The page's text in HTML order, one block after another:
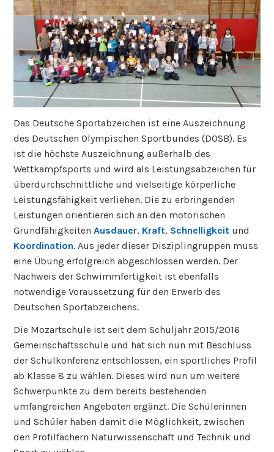
Das Deutsche Sportabzeichen ist eine Auszeichnung
des Deutschen Olympischen Sportbundes (DOSB). Es
ist die höchste Auszeichnung außerhalb des
Wettkampfsports und wird als Leistungsabzeichen für
überdurchschnittliche und vielseitige körperliche
Leistungsfähigkeit verliehen. Die zu erbringenden
Leistungen orientieren sich an den motorischen
GrundfähigkeitenAusdauer, Kraft, Schnelligkeit und
Koordination. Aus jeder dieser Disziplingruppen muss
eine Übung erfolgreich abgeschlossen werden. Der
Nachweis der Schwimmfertigkeit ist ebenfalls
notwendige Voraussetzung für den Erwerb des
Deutschen Sportabzeichens.
Die Mozartschule ist seit dem Schuljahr 2015/2016
Gemeinschaftsschule und hat sich nun mit Beschluss
der Schulkonferenz entschlossen, ein sportliches Profil
ab Klasse 8 zu wählen. Dieses wird nun um weitere
Schwerpunkte zu dem bereits bestehenden
umfangreichen Angeboten ergänzt. Die Schülerinnen
und Schüler haben damit die Möglichkeit, zwischen
den Profilfächern Naturwissenschaft und Technik und